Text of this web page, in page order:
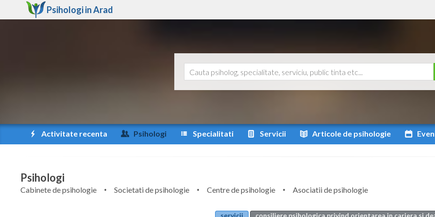
Psihologi inArad
Activitate recenta Psihologi Specialitati Servicii Articole de psihologie
Psihologi
Cabinete de psihologie Societati de psihologie Centre de psihologie
Asociatii de psihologie
servicii
consiliere psihologica privind orientarea in cariera si